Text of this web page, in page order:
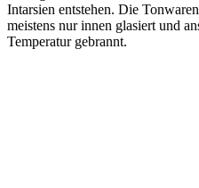
Intarsien entstehen. Die
meistens nur innen glasiert und
Temperatur gebrannt.